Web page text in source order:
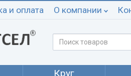
и оплата О компании
Круг